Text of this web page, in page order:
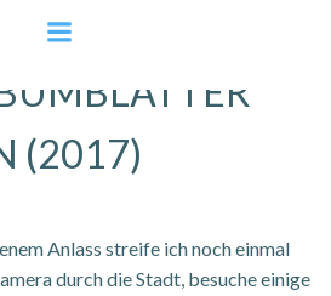
Inhalt
(2017)
Anlass streife ich noch einmal
durch die Stadt, besuche einige